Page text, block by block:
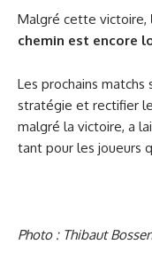
Malgré cette victoire,
chemin est encore
Les prochains
stratégie et rectifier
malgré la victoire, a
tant pour les joueurs
Photo : Thibaut